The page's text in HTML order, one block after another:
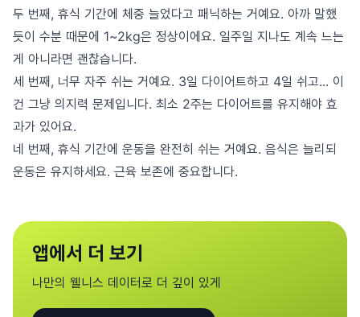
두 번째, 휴식 기간에 체중 늘었다고 패닉하는 거예요. 아까 말했
듯이 수분 때문에 1~2kg은 정상이에요. 일주일 지나도 계속 느는
게 아니라면 괜찮습니다.
세 번째, 너무 자주 쉬는 거예요. 3일 다이어트하고 4일 쉬고... 이
건 그냥 의지력 문제입니다. 최소 2주는 다이어트를 유지해야 효
과가 있어요.
네 번째, 휴식 기간에 운동을 완전히 쉬는 거예요. 음식은 늘리되
운동은 유지하세요. 근육 보존에 중요합니다.
앱에서 더 보기
나만의 웰니스 데이터로 더 깊이 있게